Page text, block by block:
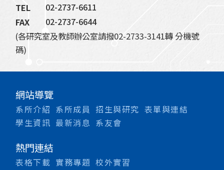
TEL
02-2737-6611
FAX
02-2737-6644
(各研究室及教師辦公室請撥02-2733-3141轉 分機號
碼)
網站導覽
系所介紹 系所成員 招生與研究 表單與連結
學生資訊 最新消息 系友會
熱門連結
表格下載 實務專題 校外實習